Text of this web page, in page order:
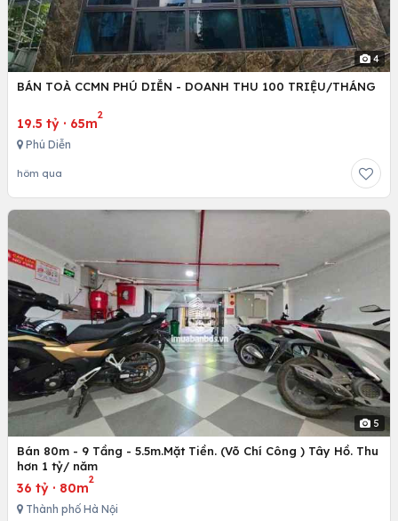
4
BÁN TOÀ CCMN PHÚ DIỄN - DOANH THU 100 TRIỆU/THÁNG
19.5 tỷ · 65m
2
Phú Diễn
hôm qua
5
Bán 80m - 9 Tầng - 5.5m.Mặt Tiền. (Võ Chí Công ) Tây Hồ. Thu
hơn 1 tỷ/ năm
36 tỷ · 80m
2
Thành phố Hà Nội